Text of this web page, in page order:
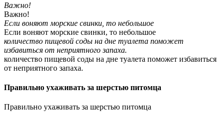
Важно!
Важно!
Если воняют морские свинки, то небольшое
Если воняют морские свинки, то небольшое
количество пищевой соды на дне туалета поможет
избавиться от неприятного запаха.
количество пищевой соды на дне туалета поможет избавиться
от неприятного запаха.
Правильно ухаживать за шерстью питомца
Правильно ухаживать за шерстью питомца